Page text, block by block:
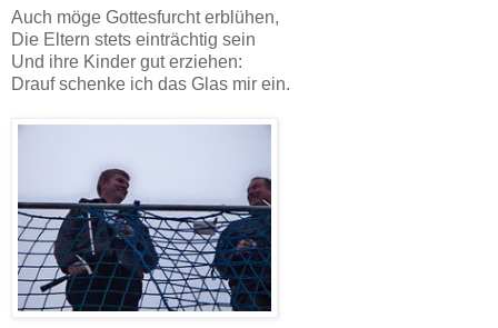
Auch möge Gottesfurcht erblühen,
Die Eltern stets einträchtig sein
Und ihre Kinder gut erziehen:
Drauf schenke ich das Glas mir ein.